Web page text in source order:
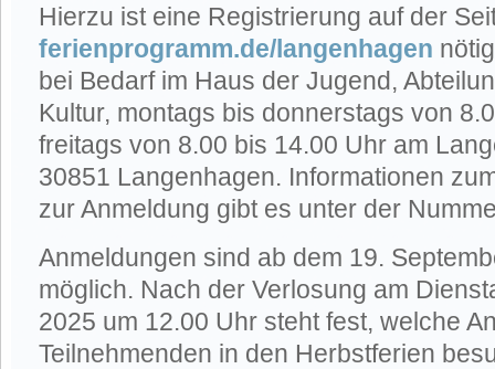
Hierzu ist eine Registrierung auf der
ferienprogramm.de/langenhagen
bei Bedarf im Haus der Jugend,
Kultur, montags bis donnerstags von
freitags von 8.00 bis 14.00 Uhr am
30851 Langenhagen. Informationen
zur Anmeldung gibt es unter der
Anmeldungen sind ab dem 19.
möglich. Nach der Verlosung am
2025 um 12.00 Uhr steht fest, welche
Teilnehmenden in den Herbstferien